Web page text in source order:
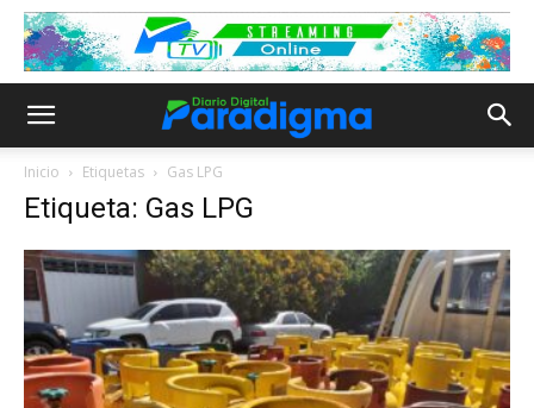
Inicio Etiquetas Gas LPG
Etiqueta: Gas LPG